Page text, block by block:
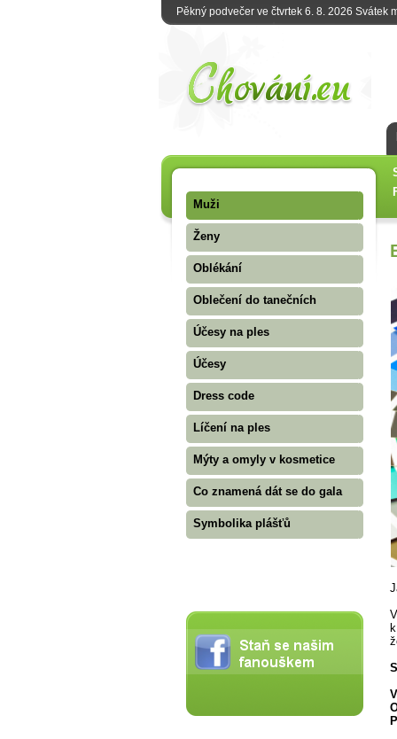
Pěkný podvečer ve čtvrtek 6. 8. 2026 Svátek
Muži
Ženy
Oblékání
Oblečení do tanečních
Účesy na ples
Účesy
Dress code
Líčení na ples
Mýty a omyly v kosmetice
Co znamená dát se do gala
Symbolika plášťů